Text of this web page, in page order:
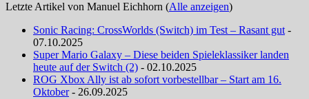
Letzte Artikel von Manuel Eichhorn (Alle anzeigen)
Sonic Racing: CrossWorlds (Switch) im Test – Rasant gut -
07.10.2025
Super Mario Galaxy – Diese beiden Spieleklassiker landen
heute auf der Switch (2) - 02.10.2025
ROG Xbox Ally ist ab sofort vorbestellbar – Start am 16.
Oktober- 26.09.2025